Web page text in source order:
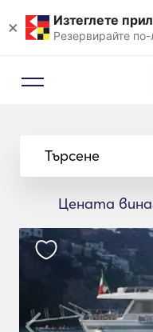
× Изтеглете
Резервирайте
Търсене
Цената